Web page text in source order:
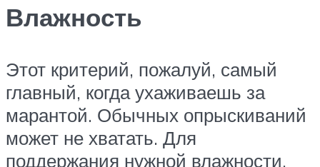
Влажность
Этот критерий, пожалуй, самый
главный, когда ухаживаешь за
марантой. Обычных опрыскиваний
может не хватать. Для
поддержания нужной влажности,